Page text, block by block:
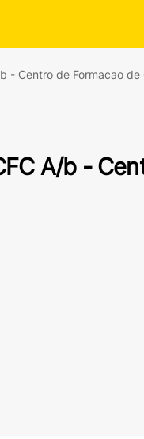
- Centro de Formacao
A/b -